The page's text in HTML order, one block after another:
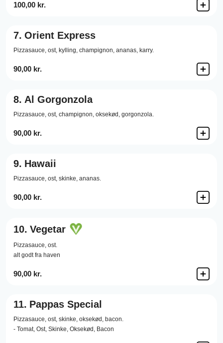
100,00 kr.
7. Orient Express
Pizzasauce, ost, kylling, champignon, ananas, karry.
90,00 kr.
8. Al Gorgonzola
Pizzasauce, ost, champignon, oksekød, gorgonzola.
90,00 kr.
9. Hawaii
Pizzasauce, ost, skinke, ananas.
90,00 kr.
10. Vegetar
Pizzasauce, ost.
alt godt fra haven
90,00 kr.
11. Pappas Special
Pizzasauce, ost, skinke, oksekød, bacon.
- Tomat, Ost, Skinke, Oksekød, Bacon